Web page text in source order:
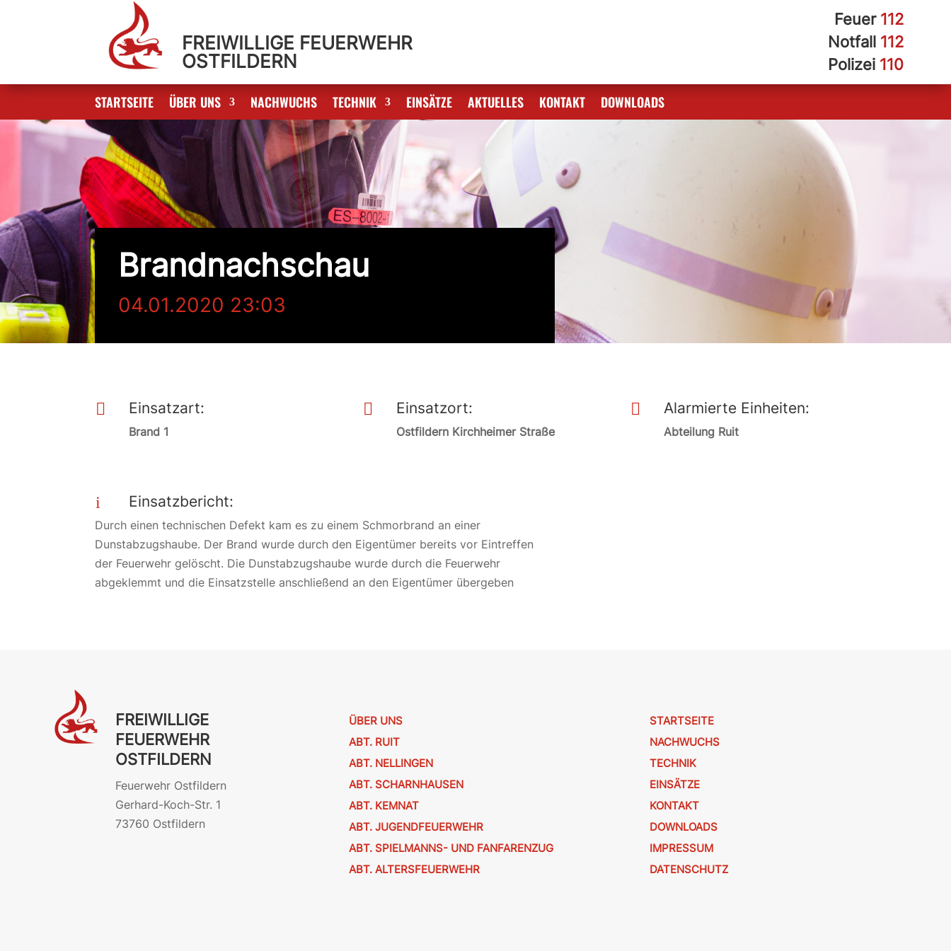
FREIWILLIGE FEUERWEHR
OSTFILDERN
Feuer 112
Notfall 112
Polizei 110
STARTSEITE ÜBER UNS NACHWUCHS TECHNIK EINSÄTZE AKTUELLES KONTAKT DOWNLOADS
Brandnachschau
04.01.2020 23:03
 Einsatzart:
Brand 1
 Einsatzort:
Ostfildern Kirchheimer Straße
 Alarmierte Einheiten:
Abteilung Ruit
i Einsatzbericht:
Durch einen technischen Defekt kam es zu einem Schmorbrand an einer
Dunstabzugshaube. Der Brand wurde durch den Eigentümer bereits vor Eintreffen
der Feuerwehr gelöscht. Die Dunstabzugshaube wurde durch die Feuerwehr
abgeklemmt und die Einsatzstelle anschließend an den Eigentümer übergeben
FREIWILLIGE
FEUERWEHR
OSTFILDERN
Feuerwehr Ostfildern
Gerhard-Koch-Str. 1
73760 Ostfildern
ÜBER UNS
ABT. RUIT
ABT. NELLINGEN
ABT. SCHARNHAUSEN
ABT. KEMNAT
ABT. JUGENDFEUERWEHR
ABT. SPIELMANNS- UND FANFARENZUG
ABT. ALTERSFEUERWEHR
STARTSEITE
NACHWUCHS
TECHNIK
EINSÄTZE
KONTAKT
DOWNLOADS
IMPRESSUM
DATENSCHUTZ